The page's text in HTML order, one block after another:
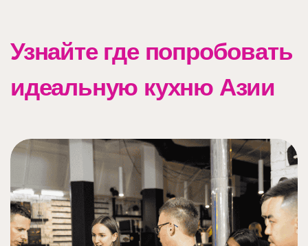
Узнайте где попробовать
идеальную кухню Азии